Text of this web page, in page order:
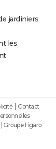
jardiniers
les
Contact
Groupe Figaro